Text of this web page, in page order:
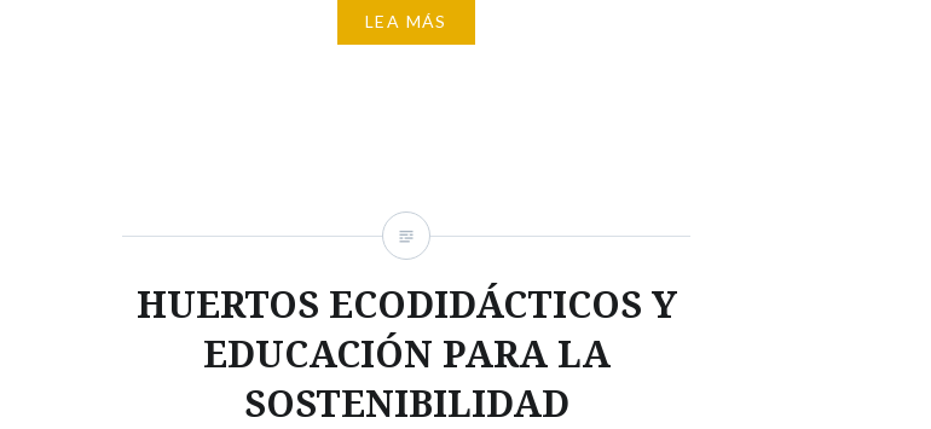
LEA MÁS
HUERTOS ECODIDÁCTICOS Y
EDUCACIÓN PARA LA
SOSTENIBILIDAD